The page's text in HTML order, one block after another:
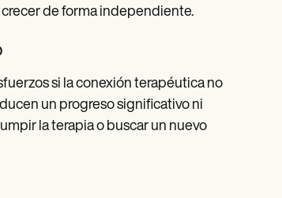
de forma independiente.
si la conexión terapéutica no
un progreso significativo ni
la terapia o buscar un nuevo